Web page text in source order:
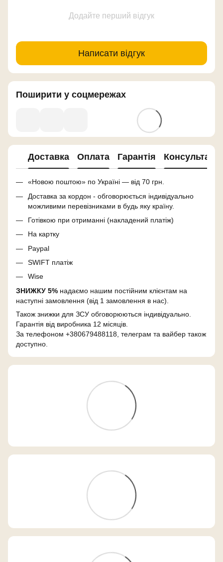
Додайте перший відгук
Написати відгук
Поширити у соцмережах
Доставка Оплата Гарантія Консультація
«Новою поштою» по Україні — від 70 грн.
Доставка за кордон - обговорюється індивідуально
можливими перевізниками в будь яку країну.
Готівкою при отриманні (накладений платіж)
На картку
Paypal
SWIFT платіж
Wise
ЗНИЖКУ 5% надаємо нашим постійним клієнтам на
наступні замовлення (від 1 замовлення в нас).
Також знижки для ЗСУ обговорюються індивідуально.
Гарантія від виробника 12 місяців.
За телефоном +380679488118, телеграм та вайбер також
доступно.